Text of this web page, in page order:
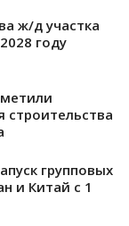
ж/д участка
году
строительства
групповых
и Китай с 1